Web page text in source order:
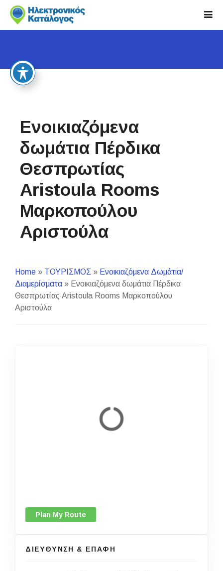
i
Ενοικιαζόμενα
δωμάτια Πέρδικα
Θεσπρωτίας
Aristoula Rooms
Μαρκοπούλου
Αριστούλα
Home » ΤΟΥΡΙΣΜΟΣ » Ενοικιαζόμενα Δωμάτια/
Διαμερίσματα » Ενοικιαζόμενα δωμάτια Πέρδικα
Θεσπρωτίας Aristoula Rooms Μαρκοπούλου
Αριστούλα
Plan My Route
ΔΙΕΥΘΥΝΣΗ & ΕΠΑΦΗ